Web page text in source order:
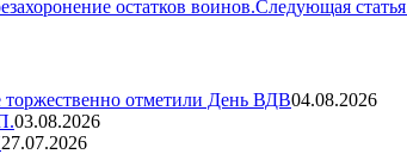
остатков воинов.Следующая статья
отметили День ВДВ04.08.2026
03.08.2026
27.07.2026